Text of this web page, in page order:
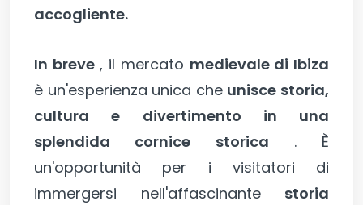
accogliente.
In breve, il mercato medievale di Ibiza
è un'esperienza unica che unisce storia,
cultura e divertimento in una
splendida cornice storica . È
un'opportunità per i visitatori di
immergersi nell'affascinante storia